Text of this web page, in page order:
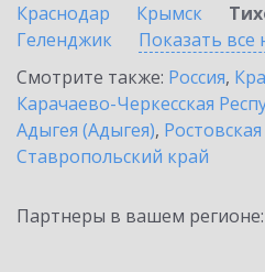
Краснодар
Крымск
Геленджик
Показать все
Смотрите также: Россия,
Карачаево-Черкесская
Адыгея (Адыгея),
Ставропольский край
Партнеры в вашем регионе: